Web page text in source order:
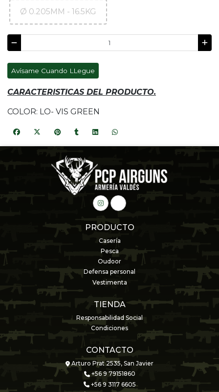
Ø 0.205MM - 16.5KG
Avísame Cuando LLegue
CARACTERISTICAS DEL PRODUCTO.
COLOR: LO- VIS GREEN
PRODUCTO
Casería
Pesca
Oudoor
Defensa personal
Vestimenta
TIENDA
Responsabilidad Social
Condiciones
CONTACTO
Arturo Prat 2535, San Javier
+56 9 79151860
+56 9 3117 6605